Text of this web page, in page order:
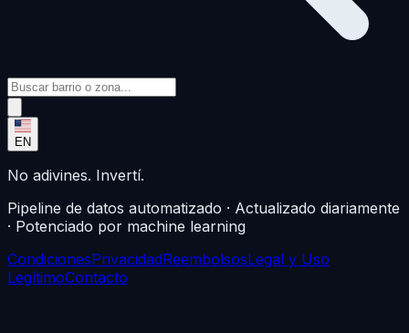
EN
No adivines. Invertí.
Pipeline de datos automatizado · Actualizado diariamente
· Potenciado por machine learning
CondicionesPrivacidadReembolsosLegal y Uso
LegítimoContacto